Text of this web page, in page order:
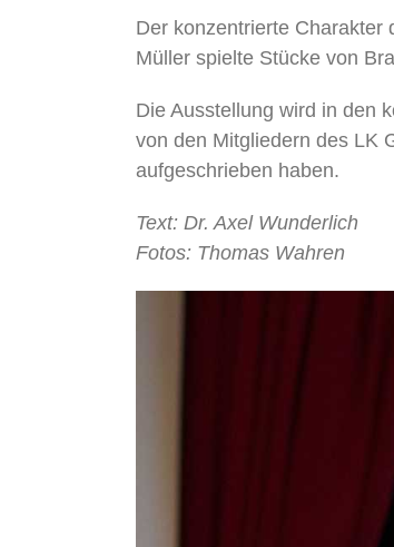
Der konzentrierte Charakter
Müller spielte Stücke von
Die Ausstellung wird in den
von den Mitgliedern des LK
aufgeschrieben haben.
Text: Dr. Axel Wunderlich
Fotos: Thomas Wahren